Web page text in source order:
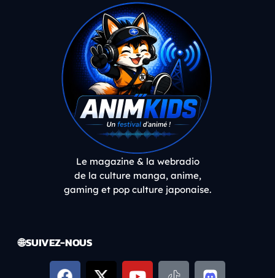
Le magazine & la webradio
de la culture manga, anime,
gaming et pop culture japonaise.
🌐 SUIVEZ-NOUS